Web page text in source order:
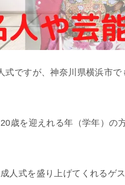
式ですが、神奈川県横浜市
歳を迎えれる年（学年）の
人式を盛り上げてくれるゲ